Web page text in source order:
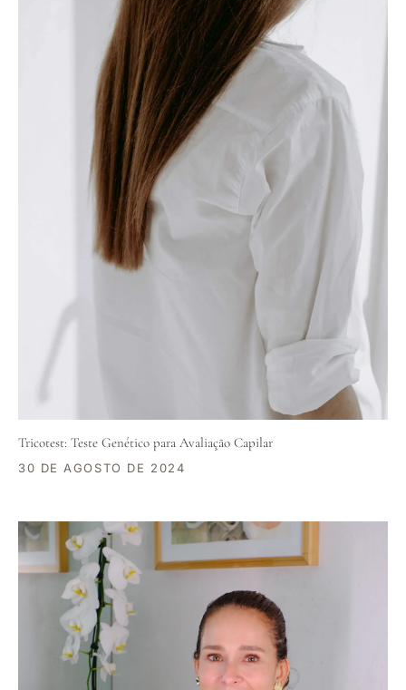
Tricotest: Teste Genético para Avaliação Capilar
30 DE AGOSTO DE 2024